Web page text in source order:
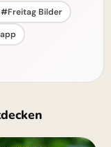
#Freitag Bilder